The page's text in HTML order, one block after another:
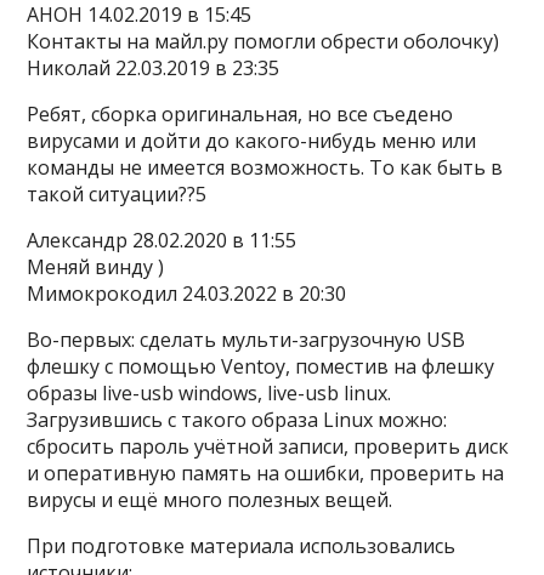
АНОН 14.02.2019 в 15:45
Контакты на майл.ру помогли обрести оболочку)
Николай 22.03.2019 в 23:35
Ребят, сборка оригинальная, но все съедено
вирусами и дойти до какого-нибудь меню или
команды не имеется возможность. То как быть в
такой ситуации??5
Александр 28.02.2020 в 11:55
Меняй винду )
Мимокрокодил 24.03.2022 в 20:30
Во-первых: сделать мульти-загрузочную USB
флешку с помощью Ventoy, поместив на флешку
образы live-usb windows, live-usb linux.
Загрузившись с такого образа Linux можно:
сбросить пароль учётной записи, проверить диск
и оперативную память на ошибки, проверить на
вирусы и ещё много полезных вещей.
При подготовке материала использовались